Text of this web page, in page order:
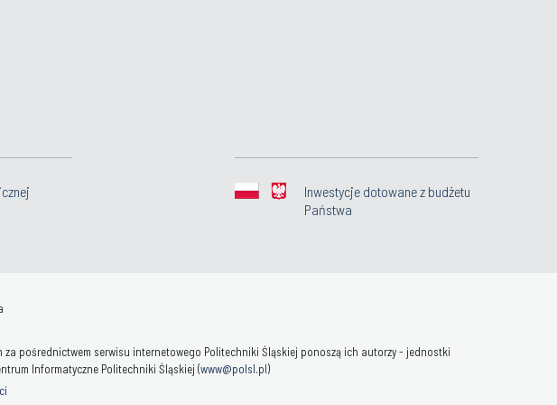
Inwestycje dotowane z budżetu
Państwa
pośrednictwem serwisu internetowego Politechniki Śląskiej ponoszą ich autorzy - jednostki
Informatyczne Politechniki Śląskiej (www@polsl.pl)